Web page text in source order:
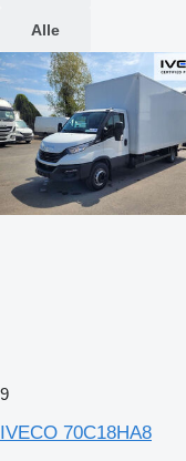
Alle
9
IVECO 70C18HA8